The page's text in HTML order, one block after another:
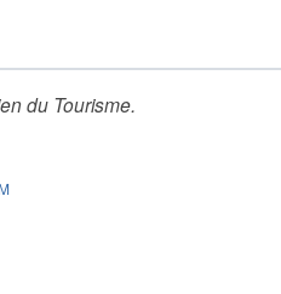
du Tourisme.